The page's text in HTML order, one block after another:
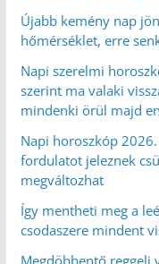
Újabb kemény nap
hőmérséklet, erre
Napi szerelmi
szerint ma valaki
mindenki örül majd
Napi horoszkóp
fordulatot jeleznek
megváltozhat
Így mentheti meg a
csodaszere mindent
Megdöbbentő reggeli